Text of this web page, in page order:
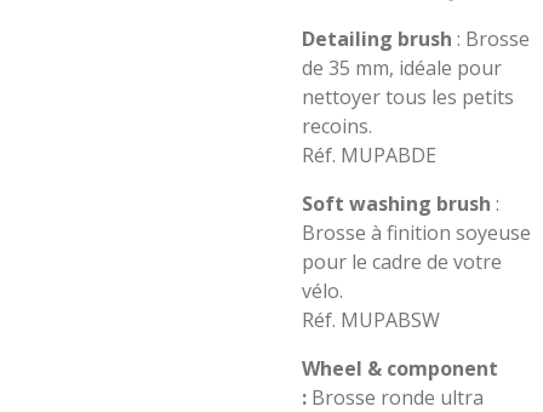
Detailing brush : Brosse
de 35 mm, idéale pour
nettoyer tous les petits
recoins.
Réf. MUPABDE
Soft washing brush :
Brosse à finition soyeuse
pour le cadre de votre
vélo.
Réf. MUPABSW
Wheel & component
: Brosse ronde ultra